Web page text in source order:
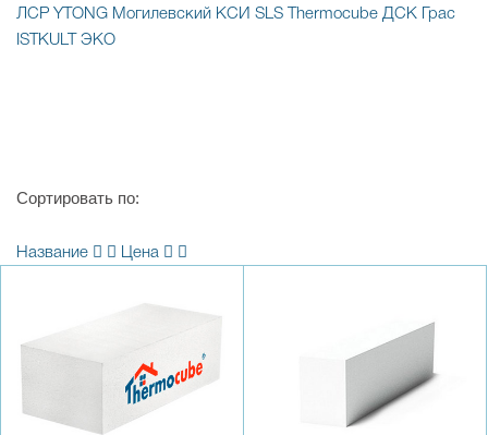
ЛСР YTONG Могилевский КСИ SLS Thermocube ДСК Грас
ISTKULT
ЭКО
Сортировать по:
Название Цена